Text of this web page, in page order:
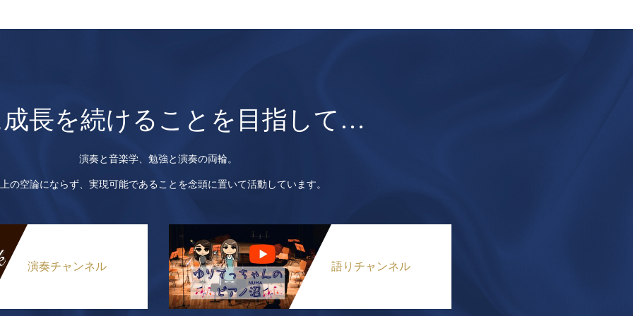
長を続けることを目指して…
演奏と音楽学、勉強と演奏の両輪。
の空論にならず、実現可能であることを念頭に置いて活動しています。
演奏チャンネル 語りチャンネル